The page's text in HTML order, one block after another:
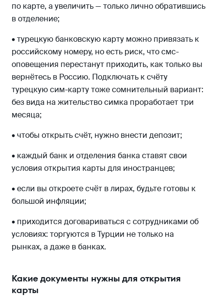
по карте, а увеличить — только лично обратившись
в отделение;
• турецкую банковскую карту можно привязать к
российскому номеру, но есть риск, что смс-
оповещения перестанут приходить, как только вы
вернётесь в Россию. Подключать к счёту
турецкую сим-карту тоже сомнительный вариант:
без вида на жительство симка проработает три
месяца;
• чтобы открыть счёт, нужно внести депозит;
• каждый банк и отделения банка ставят свои
условия открытия карты для иностранцев;
• если вы откроете счёт в лирах, будьте готовы к
большой инфляции;
• приходится договариваться с сотрудниками об
условиях: торгуются в Турции не только на
рынках, а даже в банках.
Какие документы нужны для открытия
карты